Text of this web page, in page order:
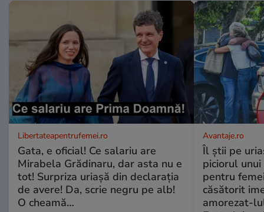
Libertateapentrufemei.ro
Gata, e oficial! Ce salariu are
Mirabela Grădinaru, dar asta nu e
tot! Surpriza uriașă din declarația
de avere! Da, scrie negru pe alb!
O cheamă…
Avantaje.ro
Îl știi pe
piciorul
pentru
căsătorit
amorezat-